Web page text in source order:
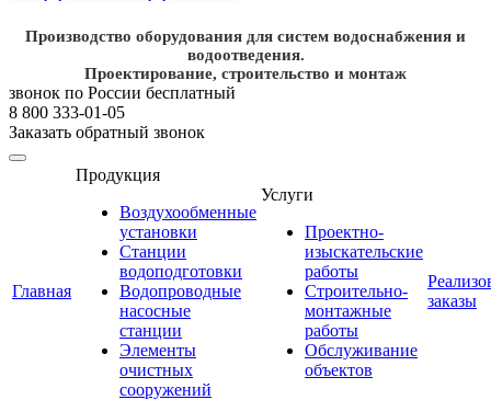
Производство оборудования для систем водоснабжения и
водоотведения.
Проектирование, строительство и монтаж
звонок по России бесплатный
8 800 333-01-05
Заказать обратный звонок
Главная
Продукция
Воздухообменные
установки
Станции
водоподготовки
Водопроводные
насосные
станции
Элементы
очистных
сооружений
Услуги
Проектно-
изыскательские
работы
Строительно-
монтажные
работы
Обслуживание
объектов
заказы